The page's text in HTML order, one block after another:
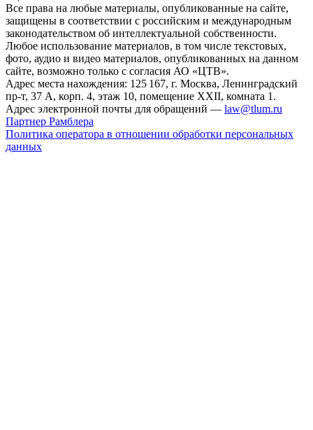
Все права на любые материалы, опубликованные на сайте,
защищены в соответствии с российским и международным
законодательством об интеллектуальной собственности.
Любое использование материалов, в том числе текстовых,
фото, аудио и видео материалов, опубликованных на данном
сайте, возможно только с согласия АО «ЦТВ».
Адрес места нахождения: 125 167, г. Москва, Ленинградский
пр-т, 37 А, корп. 4, этаж 10, помещение XXII, комната 1.
Адрес электронной почты для обращений — law@tlum.ru
Партнер Рамблера
Политика оператора в отношении обработки персональных
данных